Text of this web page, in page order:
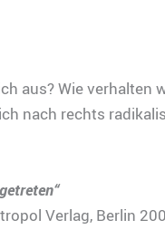
aus? Wie verhalten
nach rechts
Verlag, Berlin